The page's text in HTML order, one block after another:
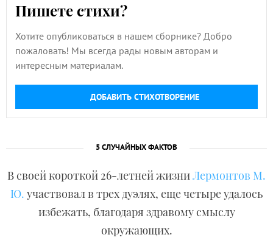
Пишете стихи?
Хотите опубликоваться в нашем сборнике? Добро
пожаловать! Мы всегда рады новым авторам и
интересным материалам.
ДОБАВИТЬ СТИХОТВОРЕНИЕ
5 СЛУЧАЙНЫХ ФАКТОВ
В своей короткой 26-летней жизниЛермонтов М.
Ю. участвовал в трех дуэлях, еще четыре удалось
избежать, благодаря здравому смыслу
окружающих.